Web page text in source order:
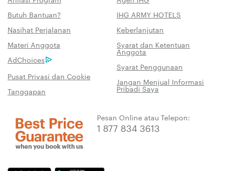
Butuh Bantuan?
IHG ARMY HOTELS
Nasihat Perjalanan
Keberlanjutan
Materi Anggota
Syarat dan Ketentuan
Anggota
AdChoices
Syarat Penggunaan
Pusat Privasi dan Cookie
Jangan Menjual Informasi
Pribadi Saya
Tanggapan
Pesan Online atau Telepon:
1 877 834 3613